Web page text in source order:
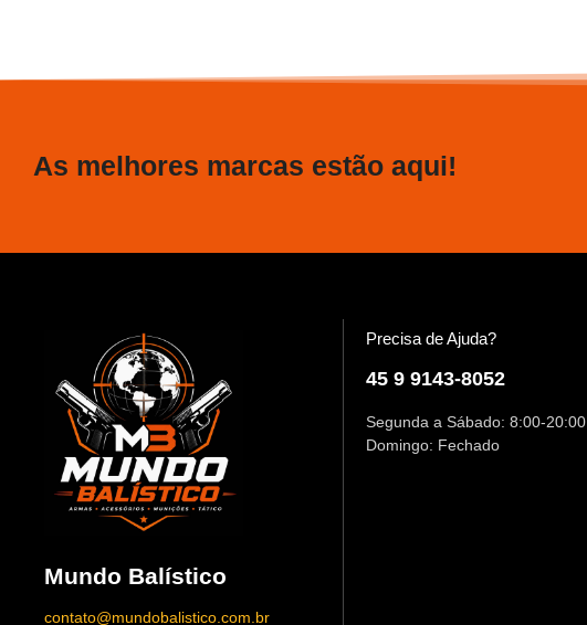
As melhores marcas estão aqui!
Mundo Balístico
contato@mundobalistico.com.br
Precisa de Ajuda?
45 9 9143-8052
Segunda a Sábado: 8:00-20:00
Domingo: Fechado